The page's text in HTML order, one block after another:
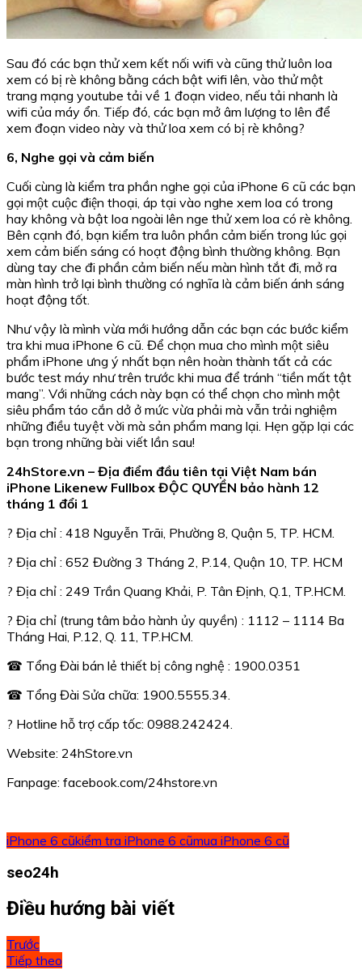
Sau đó các bạn thử xem kết nối wifi và cũng thử luôn loa
xem có bị rè không bằng cách bật wifi lên, vào thử một
trang mạng youtube tải về 1 đoạn video, nếu tải nhanh là
wifi của máy ổn. Tiếp đó, các bạn mở âm lượng to lên để
xem đoạn video này và thử loa xem có bị rè không?
6, Nghe gọi và cảm biến
Cuối cùng là kiểm tra phần nghe gọi của iPhone 6 cũ các bạn
gọi một cuộc điện thoại, áp tại vào nghe xem loa có trong
hay không và bật loa ngoài lên nge thử xem loa có rè không.
Bên cạnh đó, bạn kiểm tra luôn phần cảm biến trong lúc gọi
xem cảm biến sáng có hoạt động bình thường không. Bạn
dùng tay che đi phần cảm biến nếu màn hình tắt đi, mở ra
màn hình trở lại bình thường có nghĩa là cảm biến ánh sáng
hoạt động tốt.
Như vậy là mình vừa mới hướng dẫn các bạn các bước kiểm
tra khi mua iPhone 6 cũ. Để chọn mua cho mình một siêu
phẩm iPhone ưng ý nhất bạn nên hoàn thành tất cả các
bước test máy như trên trước khi mua để tránh “tiền mất tật
mang”. Với những cách này bạn có thể chọn cho mình một
siêu phẩm táo cắn dở ở mức vừa phải mà vẫn trải nghiệm
những điều tuyệt vời mà sản phẩm mang lại. Hẹn gặp lại các
bạn trong những bài viết lần sau!
24hStore.vn – Địa điểm đầu tiên tại Việt Nam bán
iPhone Likenew Fullbox ĐỘC QUYỀN bảo hành 12
tháng 1 đổi 1
? Địa chỉ : 418 Nguyễn Trãi, Phường 8, Quận 5, TP. HCM.
? Địa chỉ : 652 Đường 3 Tháng 2, P.14, Quận 10, TP. HCM
? Địa chỉ : 249 Trần Quang Khải, P. Tân Định, Q.1, TP.HCM.
? Địa chỉ (trung tâm bảo hành ủy quyền) : 1112 – 1114 Ba
Tháng Hai, P.12, Q. 11, TP.HCM.
☎ Tổng Đài bán lẻ thiết bị công nghệ : 1900.0351
☎ Tổng Đài Sửa chữa: 1900.5555.34.
? Hotline hỗ trợ cấp tốc: 0988.242424.
Website: 24hStore.vn
Fanpage: facebook.com/24hstore.vn
iPhone 6 cũkiểm tra iPhone 6 cũmua iPhone 6 cũ
seo24h
Điều hướng bài viết
Trước
Tiếp theo